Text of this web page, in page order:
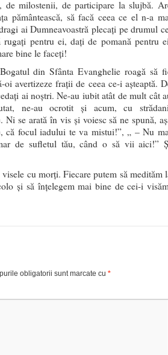
de milostenii, de participare la slujbă.
pământească, să facă ceea ce el n-a
ai Dumneavoastră plecați pe drumul
pentru ei, dați de pomană pentru
bine le faceți!
din Sfânta Evanghelie roagă să
avertizeze frații de ceea ce-i așteaptă.
ai noștri. Ne-au iubit atât de mult cât
ne-au ocrotit și acum, cu
Ni se arată în vis și voiesc să ne spună,
că focul iadului te va mistui!”, „ – Nu
de sufletul tău, când o să vii aici!”
cu morți. Fiecare putem să medităm
și să înțelegem mai bine de cei-i
obligatorii sunt marcate cu *